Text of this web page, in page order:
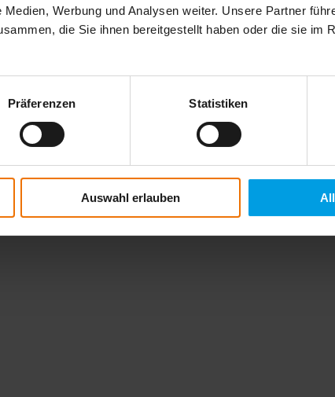
Werbung und Analysen weiter. Unsere Partner
die Sie ihnen bereitgestellt haben oder die sie im
Präferenzen Statistiken
Auswahl erlauben